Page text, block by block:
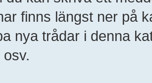
finns längst ner på
nya trådar i denna